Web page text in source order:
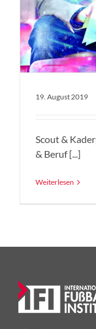
19. August 2019
Scout &
& Beruf [...]
Weiterlesen